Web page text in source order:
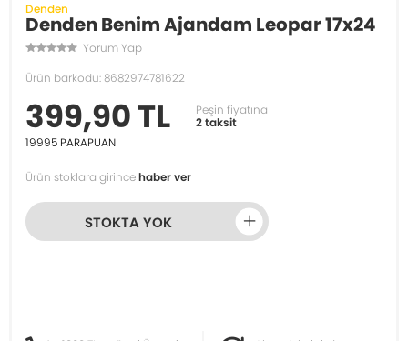
Denden
Denden Benim Ajandam Leopar 17x24
Yorum Yap
Ürün barkodu: 8682974781622
399,90 TL
Peşin fiyatına
2 taksit
19995 PARAPUAN
Ürün stoklara girincehaber ver
STOKTA YOK